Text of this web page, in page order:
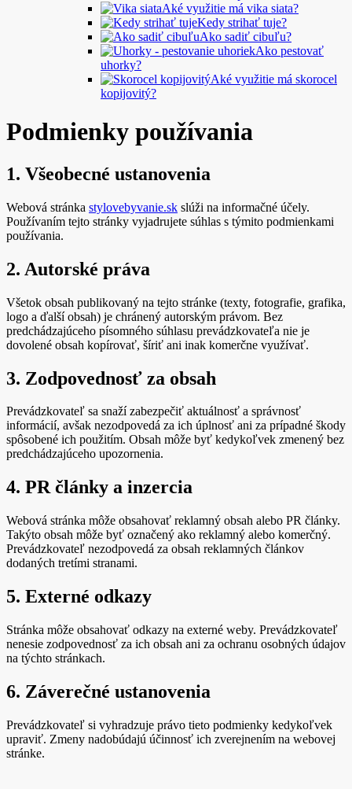
Aké využitie má vika siata?
Kedy strihať tuje?
Ako sadiť cibuľu?
Ako pestovať
uhorky?
Aké využitie má skorocel
kopijovitý?
Podmienky používania
1. Všeobecné ustanovenia
Webová stránka stylovebyvanie.sk slúži na informačné účely.
Používaním tejto stránky vyjadrujete súhlas s týmito podmienkami
používania.
2. Autorské práva
Všetok obsah publikovaný na tejto stránke (texty, fotografie, grafika,
logo a ďalší obsah) je chránený autorským právom. Bez
predchádzajúceho písomného súhlasu prevádzkovateľa nie je
dovolené obsah kopírovať, šíriť ani inak komerčne využívať.
3. Zodpovednosť za obsah
Prevádzkovateľ sa snaží zabezpečiť aktuálnosť a správnosť
informácií, avšak nezodpovedá za ich úplnosť ani za prípadné škody
spôsobené ich použitím. Obsah môže byť kedykoľvek zmenený bez
predchádzajúceho upozornenia.
4. PR články a inzercia
Webová stránka môže obsahovať reklamný obsah alebo PR články.
Takýto obsah môže byť označený ako reklamný alebo komerčný.
Prevádzkovateľ nezodpovedá za obsah reklamných článkov
dodaných tretími stranami.
5. Externé odkazy
Stránka môže obsahovať odkazy na externé weby. Prevádzkovateľ
nenesie zodpovednosť za ich obsah ani za ochranu osobných údajov
na týchto stránkach.
6. Záverečné ustanovenia
Prevádzkovateľ si vyhradzuje právo tieto podmienky kedykoľvek
upraviť. Zmeny nadobúdajú účinnosť ich zverejnením na webovej
stránke.